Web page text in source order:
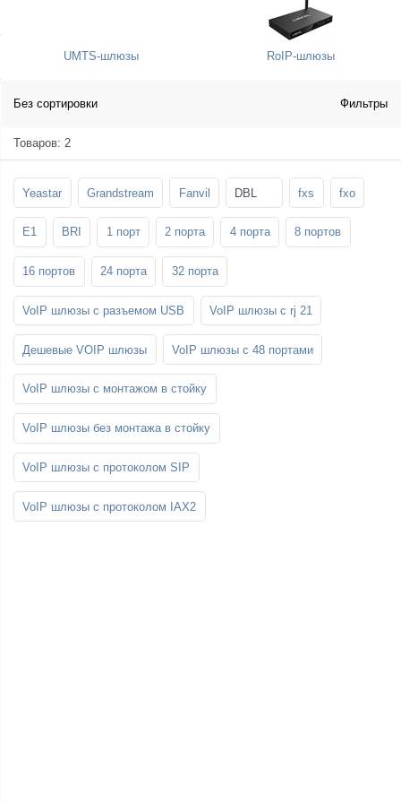
UMTS-шлюзы RoIP-шлюзы
Без сортировки Фильтры
Товаров: 2
Yeastar Grandstream Fanvil DBL fxs fxo
E1 BRI 1 порт 2 порта 4 порта 8 портов
16 портов 24 порта 32 порта
VoIP шлюзы с разъемом USB VoIP шлюзы с rj 21
Дешевые VOIP шлюзы VoIP шлюзы с 48 портами
VoIP шлюзы с монтажом в стойку
VoIP шлюзы без монтажа в стойку
VoIP шлюзы с протоколом SIP
VoIP шлюзы с протоколом IAX2
3G/4G LTE и ADSL модемы
Мобильные телефоны